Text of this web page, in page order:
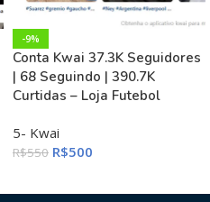
-9%
Conta Kwai 37.3K Seguidores
| 68 Seguindo | 390.7K
Curtidas – Loja Futebol
5- Kwai
R$550 R$500